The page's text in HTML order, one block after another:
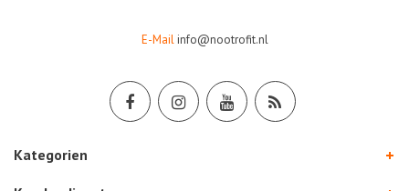
E-Mail info@nootrofit.nl
Kategorien